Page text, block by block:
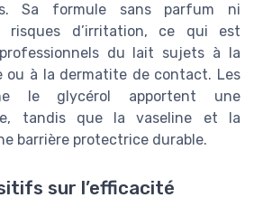
Sa formule sans parfum ni
risques d’irritation, ce qui est
du lait sujets à la
ou à la dermatite de contact. Les
le glycérol apportent une
tandis que la vaseline et la
barrière protectrice durable.
sur l’efficacité